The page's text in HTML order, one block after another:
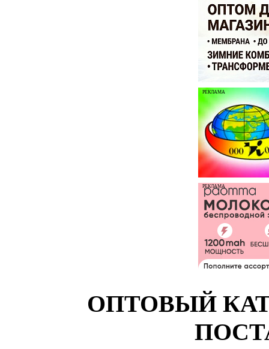
РЕКЛАМА
РЕКЛАМА
ОПТОВЫЙ